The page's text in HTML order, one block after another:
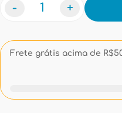
- +
Frete grátis acima de